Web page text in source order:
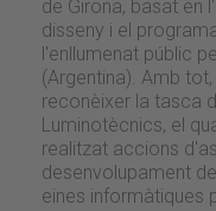
de Girona, basat en
disseny i el
l'enllumenat públic
(Argentina). Amb
reconèixer la tasca
Luminotècnics, el
realitzat accions
desenvolupament
eines informàtiques